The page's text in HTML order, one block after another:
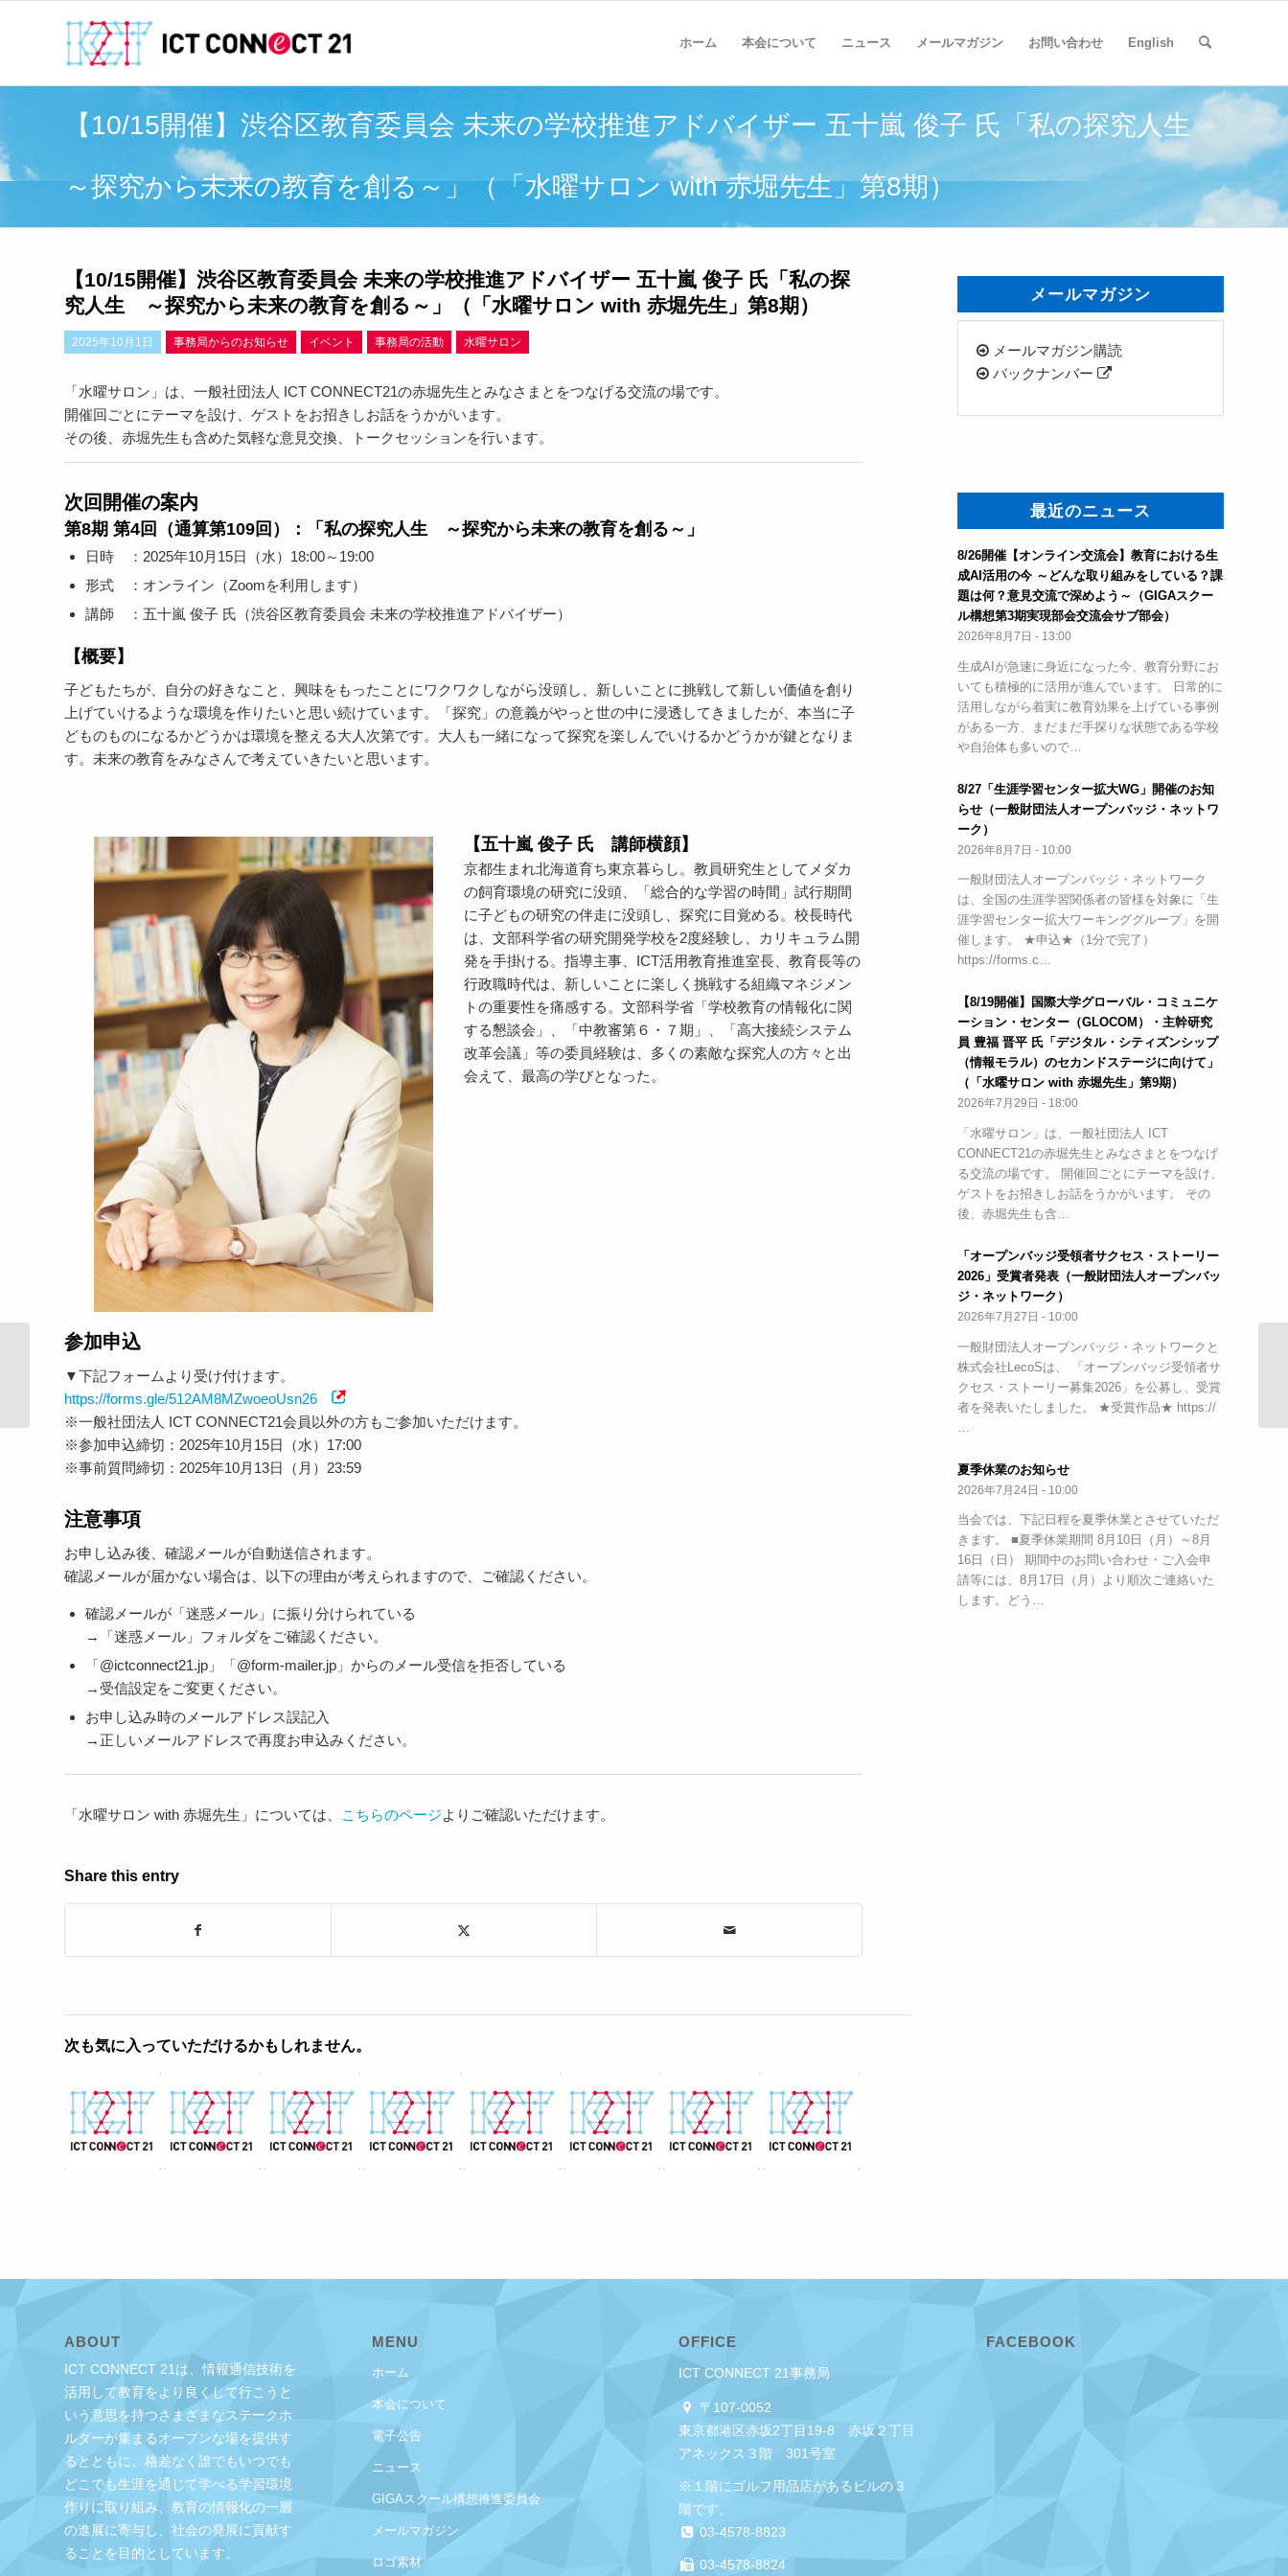
ホーム 本会について ニュース メールマガジン お問い合わせ English
【10/15開催】渋谷区教育委員会 未来の学校推進アドバイザー 五十嵐 俊子 氏「私の探究人生
～探究から未来の教育を創る～」（「水曜サロン with 赤堀先生」第8期）
【10/15開催】渋谷区教育委員会 未来の学校推進アドバイザー 五十嵐 俊子 氏「私の探
究人生 ～探究から未来の教育を創る～」（「水曜サロン with 赤堀先生」第8期）
2025年10月1日 事務局からのお知らせ イベント 事務局の活動 水曜サロン
「水曜サロン」は、一般社団法人 ICT CONNECT21の赤堀先生とみなさまとをつなげる交流の場です。
開催回ごとにテーマを設け、ゲストをお招きしお話をうかがいます。
その後、赤堀先生も含めた気軽な意見交換、トークセッションを行います。
次回開催の案内
第8期 第4回（通算第109回）： 「私の探究人生 ～探究から未来の教育を創る～」
日時 ：2025年10月15日（水）18:00～19:00
形式 ：オンライン（Zoomを利用します）
講師 ：五十嵐 俊子 氏（渋谷区教育委員会 未来の学校推進アドバイザー）
【概要】
子どもたちが、自分の好きなこと、興味をもったことにワクワクしながら没頭し、新しいことに挑戦して新しい価値を創り
上げていけるような環境を作りたいと思い続けています。「探究」の意義がやっと世の中に浸透してきましたが、本当に子
どものものになるかどうかは環境を整える大人次第です。大人も一緒になって探究を楽しんでいけるかどうかが鍵となりま
す。未来の教育をみなさんで考えていきたいと思います。
【五十嵐 俊子 氏 講師横顔】
京都生まれ北海道育ち東京暮らし。教員研究生としてメダカ
の飼育環境の研究に没頭、「総合的な学習の時間」試行期間
に子どもの研究の伴走に没頭し、探究に目覚める。校長時代
は、文部科学省の研究開発学校を2度経験し、カリキュラム開
発を手掛ける。指導主事、ICT活用教育推進室長、教育長等の
行政職時代は、新しいことに楽しく挑戦する組織マネジメン
トの重要性を痛感する。文部科学省「学校教育の情報化に関
する懇談会」、「中教審第６・７期」、「高大接続システム
改革会議」等の委員経験は、多くの素敵な探究人の方々と出
会えて、最高の学びとなった。
参加申込
▼下記フォームより受け付けます。
https://forms.gle/512AM8MZwoeoUsn26
※一般社団法人 ICT CONNECT21会員以外の方もご参加いただけます。
※参加申込締切：2025年10月15日（水）17:00
※事前質問締切：2025年10月13日（月）23:59
注意事項
お申し込み後、確認メールが自動送信されます。
確認メールが届かない場合は、以下の理由が考えられますので、ご確認ください。
確認メールが「迷惑メール」に振り分けられている
→「迷惑メール」フォルダをご確認ください。
「@ictconnect21.jp」「@form-mailer.jp」からのメール受信を拒否している
→受信設定をご変更ください。
お申し込み時のメールアドレス誤記入
→正しいメールアドレスで再度お申込みください。
「水曜サロン with 赤堀先生」については、 こちらのページよりご確認いただけます。
Share this entry
次も気に入っていただけるかもしれません。
メールマガジン
メールマガジン購読
バックナンバー
最近のニュース
8/26開催【オンライン交流会】教育における生
成AI活用の今 ～どんな取り組みをしている？課
題は何？意見交流で深めよう～（GIGAスクー
ル構想第3期実現部会交流会サブ部会）
2026年8月7日 - 13:00
生成AIが急速に身近になった今、教育分野にお
いても積極的に活用が進んでいます。 日常的に
活用しながら着実に教育効果を上げている事例
がある一方、まだまだ手探りな状態である学校
や自治体も多いので…
8/27「生涯学習センター拡大WG」開催のお知
らせ（一般財団法人オープンバッジ・ネットワ
ーク）
2026年8月7日 - 10:00
一般財団法人オープンバッジ・ネットワーク
は、全国の生涯学習関係者の皆様を対象に「生
涯学習センター拡大ワーキンググループ」を開
催します。 ★申込★（1分で完了）
https://forms.c…
【8/19開催】国際大学グローバル・コミュニケ
ーション・センター（GLOCOM）・主幹研究
員 豊福 晋平 氏「デジタル・シティズンシップ
（情報モラル）のセカンドステージに向けて」
（「水曜サロン with 赤堀先生」第9期）
2026年7月29日 - 18:00
「水曜サロン」は、一般社団法人 ICT
CONNECT21の赤堀先生とみなさまとをつなげ
る交流の場です。 開催回ごとにテーマを設け、
ゲストをお招きしお話をうかがいます。 その
後、赤堀先生も含…
「オープンバッジ受領者サクセス・ストーリー
2026」受賞者発表（一般財団法人オープンバッ
ジ・ネットワーク）
2026年7月27日 - 10:00
一般財団法人オープンバッジ・ネットワークと
株式会社LecoSは、 「オープンバッジ受領者サ
クセス・ストーリー募集2026」を公募し、受賞
者を発表いたしました。 ★受賞作品★ https://
夏季休業のお知らせ
2026年7月24日 - 10:00
当会では、下記日程を夏季休業とさせていただ
きます。 ■夏季休業期間 8月10日（月）～8月
16日（日） 期間中のお問い合わせ・ご入会申
請等には、8月17日（月）より順次ご連絡いた
します。どう…
ABOUT
ICT CONNECT 21は、情報通信技術を
活用して教育をより良くして行こうと
いう意思を持つさまざまなステークホ
ルダーが集まるオープンな場を提供す
るとともに、格差なく誰でもいつでも
どこでも生涯を通じて学べる学習環境
作りに取り組み、教育の情報化の一層
の進展に寄与し、社会の発展に貢献す
ることを目的としています。
MENU
ホーム
本会について
電子公告
ニュース
GIGAスクール構想推進委員会
メールマガジン
ロゴ素材
OFFICE
ICT CONNECT 21事務局
〒107-0052
東京都港区赤坂2丁目19-8 赤坂２丁目
アネックス３階 301号室
※１階にゴルフ用品店があるビルの３
階です。
03-4578-8823
03-4578-8824
FACEBOOK
第7回Minecraftカップ「災害に立ち向
かう力」をテーマに�...